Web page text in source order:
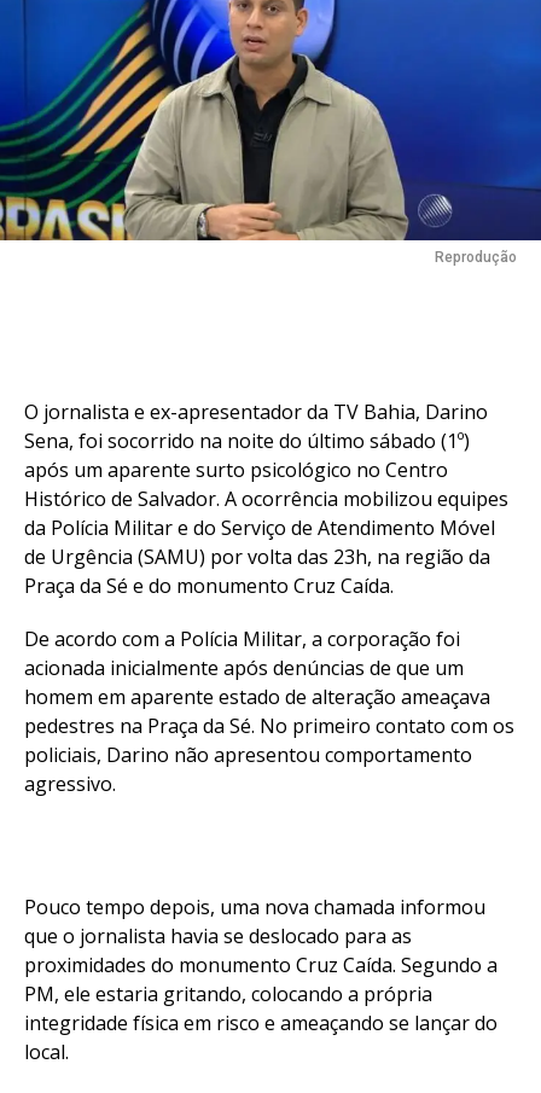
Reprodução
O jornalista e ex-apresentador da TV Bahia, Darino
Sena, foi socorrido na noite do último sábado (1º)
após um aparente surto psicológico no Centro
Histórico de Salvador. A ocorrência mobilizou equipes
da Polícia Militar e do Serviço de Atendimento Móvel
de Urgência (SAMU) por volta das 23h, na região da
Praça da Sé e do monumento Cruz Caída.
De acordo com a Polícia Militar, a corporação foi
acionada inicialmente após denúncias de que um
homem em aparente estado de alteração ameaçava
pedestres na Praça da Sé. No primeiro contato com os
policiais, Darino não apresentou comportamento
agressivo.
Pouco tempo depois, uma nova chamada informou
que o jornalista havia se deslocado para as
proximidades do monumento Cruz Caída. Segundo a
PM, ele estaria gritando, colocando a própria
integridade física em risco e ameaçando se lançar do
local.